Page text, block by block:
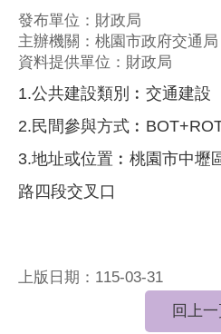
發布單位：財政局
主辦機關：桃園市政府交通局
資料提供單位：財政局
1.公共建設類別︰交通建設
2.民間參與方式
3.地址或位置︰桃園市中壢
路四段交叉口
上版日期：115-03-31
回上一